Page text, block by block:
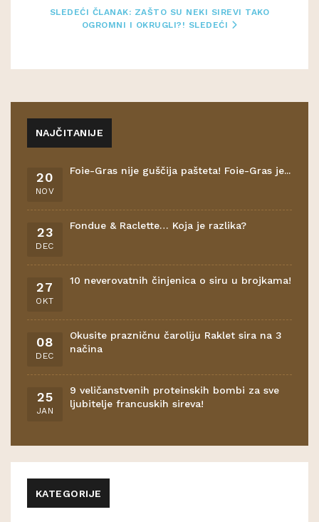
SLEDEĆI ČLANAK: ZAŠTO SU NEKI SIREVI TAKO
OGROMNI I OKRUGLI?! SLEDEĆI
NAJČITANIJE
20
NOV
Foie-Gras nije guščija pašteta! Foie-Gras je...
23
DEC
Fondue & Raclette… Koja je razlika?
27
OKT
10 neverovatnih činjenica o siru u brojkama!
08
DEC
Okusite prazničnu čaroliju Raklet sira na 3
načina
25
JAN
9 veličanstvenih proteinskih bombi za sve
ljubitelje francuskih sireva!
KATEGORIJE